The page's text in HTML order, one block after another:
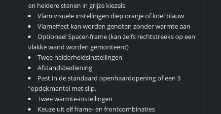
en heldere stenen in grijze kiezels
Vlam visuele instellingen diep oranje of koel blauw
Vlameffect kan worden genoten zonder warmte aan
Optioneel Spacer-frame (kan zelfs rechtstreeks op een
vlakke wand worden gemonteerd)
Twee helderheidsinstellingen
Afstandsbediening
Past in de standaard openhaardopening of een 3
“opdekmantel met slip.
Twee warmte-instellingen
Keuze uit elf frame- en frontcombinaties